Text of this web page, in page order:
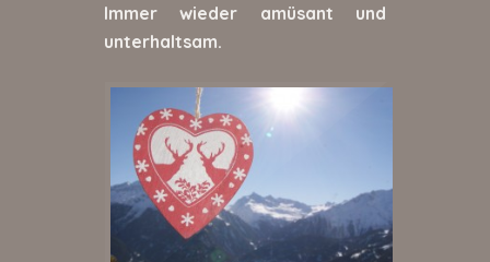
Immer wieder amüsant und
unterhaltsam.